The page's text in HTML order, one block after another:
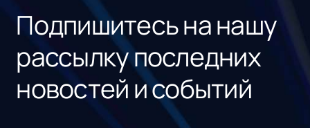
Подпишитесь на нашу
рассылку последних
новостей и событий